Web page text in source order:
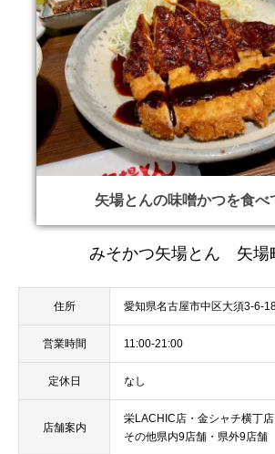
矢場とんの味噌かつを食べ
みそかつ矢場とん 矢場
住所 愛知県名古屋市中区大須3-6-
営業時間 11:00-21:00
定休日 なし
店舗案内
栄LACHIC店・金シャチ横丁
その他県内9店舗・県外9店舗